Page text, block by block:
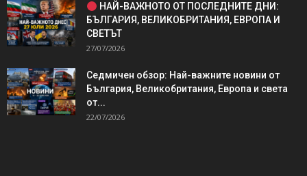
НАЙ-ВАЖНОТО ОТ ПОСЛЕДНИТЕ ДНИ:
БЪЛГАРИЯ, ВЕЛИКОБРИТАНИЯ, ЕВРОПА И
СВЕТЪТ
27/07/2026
Седмичен обзор: Най-важните новини от
България, Великобритания, Европа и света
от...
22/07/2026